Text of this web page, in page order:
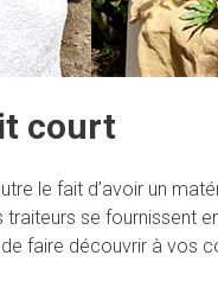
court
le fait d’avoir un
se fournissent
faire découvrir à vos